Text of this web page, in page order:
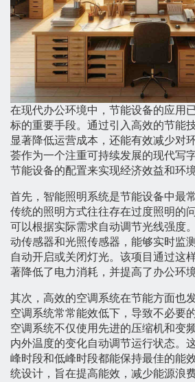
在现代办公环境中，节能设备的应用
标的重要手段。通过引入高效的节能
显著降低运营成本，还能有效减少对
荟作为一个注重可持续发展的现代写
节能设备的配置来实现经济效益和环
首先，智能照明系统是节能设备中最
传统的照明方式往往存在过度照明的
可以根据实际需求自动调节光线强度
动传感器和光照传感器，能够实时监
自动开启或关闭灯光。该项目通过这
著降低了电力消耗，并提高了办公环
其次，高效的空调系统在节能方面也
空调系统常常能效低下，导致不必要
空调系统不仅使用先进的压缩机和变
内外温度的变化自动调节运行状态。
峰时段和低峰时段都能保持最佳的能
统设计，旨在提高能效，减少能源浪